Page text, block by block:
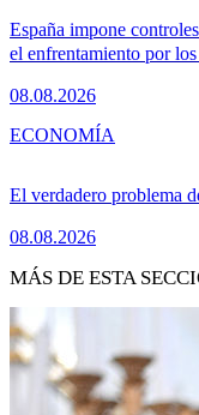
España impone
el enfrentamiento por
08.08.2026
El verdadero problema
08.08.2026
ECONOMÍA
MÁS DE ESTA